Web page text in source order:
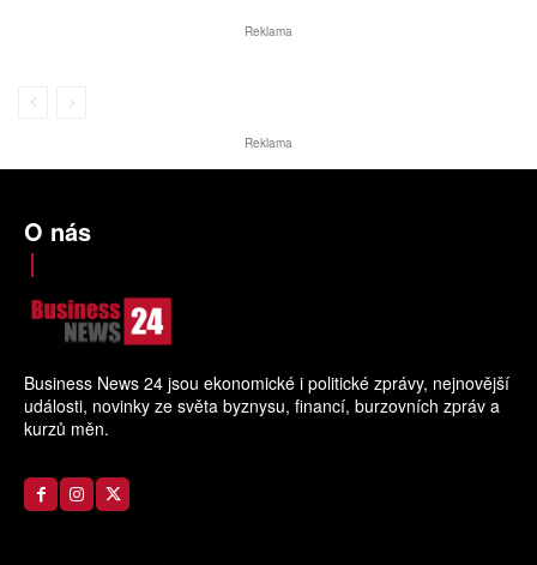
Reklama
Reklama
O nás
Business News 24 jsou ekonomické i politické zprávy, nejnovější
události, novinky ze světa byznysu, financí, burzovních zpráv a
kurzů měn.